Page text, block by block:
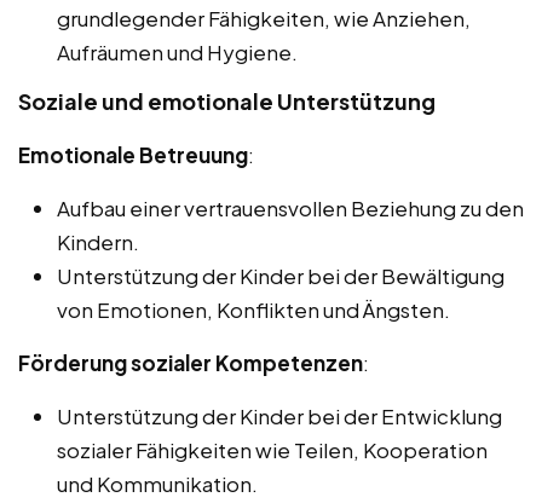
grundlegender Fähigkeiten, wie Anziehen,
Aufräumen und Hygiene.
Soziale und emotionale Unterstützung
Emotionale Betreuung:
Aufbau einer vertrauensvollen Beziehung zu den
Kindern.
Unterstützung der Kinder bei der Bewältigung
von Emotionen, Konflikten und Ängsten.
Förderung sozialer Kompetenzen:
Unterstützung der Kinder bei der Entwicklung
sozialer Fähigkeiten wie Teilen, Kooperation
und Kommunikation.